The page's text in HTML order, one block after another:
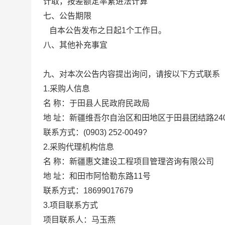
七、公告期限
自本公告发布之日起1个工作日。
八、其他补充事宜
九、对本次公告内容提出询问，请按以下方式联系
1.采购人信息
名 称：于田县人民政府民政局
地 址： 新疆维吾尔自治区和田地区于田县团结路
联系方式： (0903) 252-0049?
2.采购代理机构信息
名 称： 新疆惠文建设工程项目管理咨询有限公司
地 址： 和田市阿恰勒东路11号
联系方式： 18699017679
3.项目联系方式
项目联系人：马玉燕